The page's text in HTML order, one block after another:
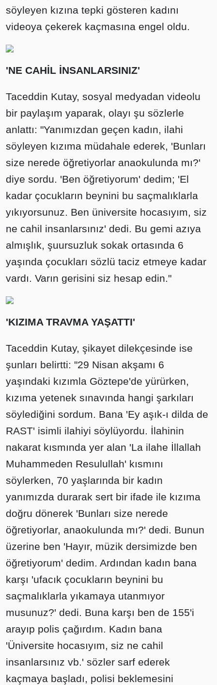
söyleyen kızına tepki gösteren kadını
videoya çekerek kaçmasına engel oldu.
'NE CAHİL İNSANLARSINIZ'
Taceddin Kutay, sosyal medyadan videolu
bir paylaşım yaparak, olayı şu sözlerle
anlattı: "Yanımızdan geçen kadın, ilahi
söyleyen kızıma müdahale ederek, 'Bunları
size nerede öğretiyorlar anaokulunda mı?'
diye sordu. 'Ben öğretiyorum' dedim; 'El
kadar çocukların beynini bu saçmalıklarla
yıkıyorsunuz. Ben üniversite hocasıyım, siz
ne cahil insanlarsınız' dedi. Bu gemi azıya
almışlık, şuursuzluk sokak ortasında 6
yaşında çocukları sözlü taciz etmeye kadar
vardı. Varın gerisini siz hesap edin."
'KIZIMA TRAVMA YAŞATTI'
Taceddin Kutay, şikayet dilekçesinde ise
şunları belirtti: "29 Nisan akşamı 6
yaşındaki kızımla Göztepe'de yürürken,
kızıma yetenek sınavında hangi şarkıları
söylediğini sordum. Bana 'Ey aşık-ı dilda de
RAST' isimli ilahiyi söylüyordu. İlahinin
nakarat kısmında yer alan 'La ilahe İllallah
Muhammeden Resulullah' kısmını
söylerken, 70 yaşlarında bir kadın
yanımızda durarak sert bir ifade ile kızıma
doğru dönerek 'Bunları size nerede
öğretiyorlar, anaokulunda mı?' dedi. Bunun
üzerine ben 'Hayır, müzik dersimizde ben
öğretiyorum' dedim. Ardından kadın bana
karşı 'ufacık çocukların beynini bu
saçmalıklarla yıkamaya utanmıyor
musunuz?' dedi. Buna karşı ben de 155'i
arayıp polis çağırdım. Kadın bana
'Üniversite hocasıyım, siz ne cahil
insanlarsınız vb.' sözler sarf ederek
kaçmaya başladı, polisi beklemesini